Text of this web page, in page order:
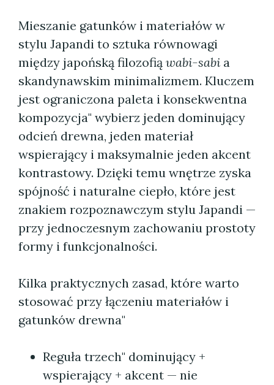
Mieszanie gatunków i materiałów w
stylu Japandi to sztuka równowagi
między japońską filozofią wabi-sabi a
skandynawskim minimalizmem. Kluczem
jest ograniczona paleta i konsekwentna
kompozycja" wybierz jeden dominujący
odcień drewna, jeden materiał
wspierający i maksymalnie jeden akcent
kontrastowy. Dzięki temu wnętrze zyska
spójność i naturalne ciepło, które jest
znakiem rozpoznawczym stylu Japandi —
przy jednoczesnym zachowaniu prostoty
formy i funkcjonalności.
Kilka praktycznych zasad, które warto
stosować przy łączeniu materiałów i
gatunków drewna"
Reguła trzech" dominujący +
wspierający + akcent — nie